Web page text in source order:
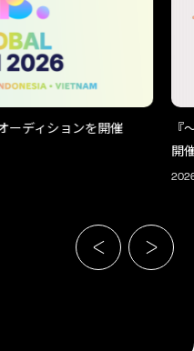
ーディションを開催
『
開